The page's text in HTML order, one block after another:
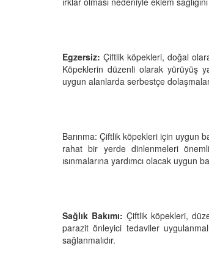
Egzersiz: Çiftlik köpekleri, doğal
Köpeklerin düzenli olarak yürüyüş
uygun alanlarda serbestçe
Barınma: Çiftlik köpekleri için uygun
rahat bir yerde dinlenmeleri
ısınmalarına yardımcı olacak uygun
Sağlık Bakımı: Çiftlik köpekleri,
parazit önleyici tedaviler
sağlanmalıdır.